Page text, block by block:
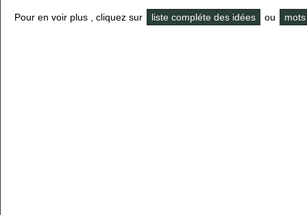
Pour en voir plus , cliquez sur liste compléte des idées ou